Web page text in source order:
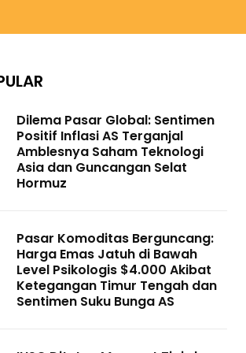
Dilema Pasar Global: Sentimen
Positif Inflasi AS Terganjal
Amblesnya Saham Teknologi
Asia dan Guncangan Selat
Hormuz
Pasar Komoditas Berguncang:
Harga Emas Jatuh di Bawah
Level Psikologis $4.000 Akibat
Ketegangan Timur Tengah dan
Sentimen Suku Bunga AS